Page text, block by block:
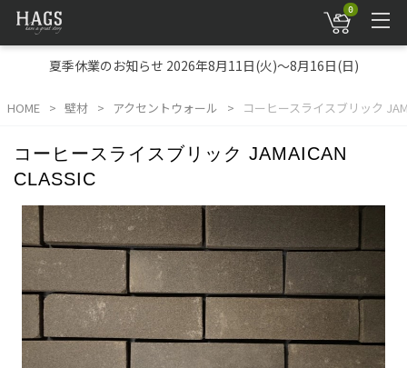
0
夏季休業のお知らせ 2026年8月11日(火)～8月16日(日)
HOME 壁材 アクセントウォール コーヒースライスブリック
コーヒースライスブリック JAMAICAN
CLASSIC